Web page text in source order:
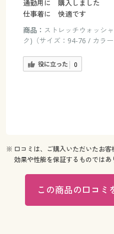
通勤用に 購入しました
仕事着に 快適です
商品： ストレッチウォッシ
ク)（サイズ：94-76 / カラー
役に立った 0
※ 口コミは、ご購入いただいたお
効果や性能を保証するものではあ
この商品の口コミ